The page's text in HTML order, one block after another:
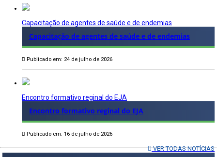
Capacitação de agentes de saúde e de endemias
Capacitação de agentes de saúde e de endemias
Publicado em: 24 de julho de 2026
Encontro formativo reginal do EJA
Encontro formativo reginal do EJA
Publicado em: 16 de julho de 2026
VER TODAS NOTÍCIAS